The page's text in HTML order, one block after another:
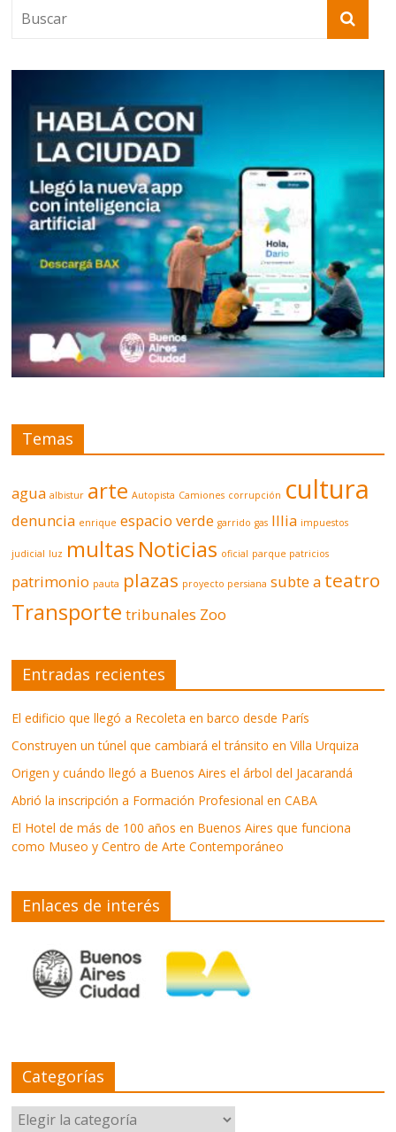
Temas
agua albistur arte Autopista Camiones corrupción cultura
denuncia enrique espacio verde garrido gas Illia impuestos
judicial luz multas Noticias oficial parque patricios
patrimonio pauta plazas proyecto persiana subte a teatro
Transporte tribunales Zoo
Entradas recientes
El edificio que llegó a Recoleta en barco desde París
Construyen un túnel que cambiará el tránsito en Villa Urquiza
Origen y cuándo llegó a Buenos Aires el árbol del Jacarandá
Abrió la inscripción a Formación Profesional en CABA
El Hotel de más de 100 años en Buenos Aires que funciona
como Museo y Centro de Arte Contemporáneo
Enlaces de interés
Categorías
Categorías